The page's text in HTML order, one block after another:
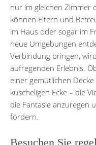
nur im gleichen Zimmer
können Eltern und
im Haus oder sogar im
neue Umgebungen
Verbindung bringen,
aufregenden Erlebnis.
einer gemütlichen
kuscheligen Ecke – die
die Fantasie anzuregen
fördern.
Besuchen Sie